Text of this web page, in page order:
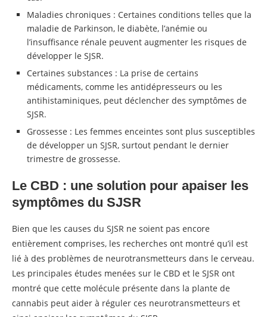
Maladies chroniques : Certaines conditions telles que la
maladie de Parkinson, le diabète, l’anémie ou
l’insuffisance rénale peuvent augmenter les risques de
développer le SJSR.
Certaines substances : La prise de certains
médicaments, comme les antidépresseurs ou les
antihistaminiques, peut déclencher des symptômes de
SJSR.
Grossesse : Les femmes enceintes sont plus susceptibles
de développer un SJSR, surtout pendant le dernier
trimestre de grossesse.
Le CBD : une solution pour apaiser les
symptômes du SJSR
Bien que les causes du SJSR ne soient pas encore
entièrement comprises, les recherches ont montré qu’il est
lié à des problèmes de neurotransmetteurs dans le cerveau.
Les principales études menées sur le CBD et le SJSR ont
montré que cette molécule présente dans la plante de
cannabis peut aider à réguler ces neurotransmetteurs et